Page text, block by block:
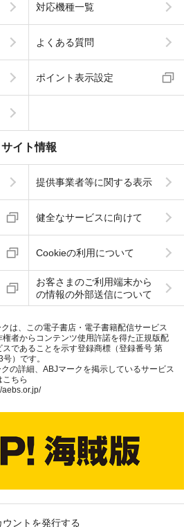
対応機種一覧
よくある質問
ポイント表示設定
サイト情報
提供事業者等に関する表示
健全なサービスに向けて
Cookieの利用について
お客さまのご利用端末から
の情報の外部送信について
は、この電子書店・電子書籍配信サービス
権者からコンテンツ使用許諾を得た正規版配
スであることを示す登録商標（登録番号 第
）です。
の詳細、ABJマークを掲示しているサービス
こちら
aebs.or.jp/
ウントを発行する